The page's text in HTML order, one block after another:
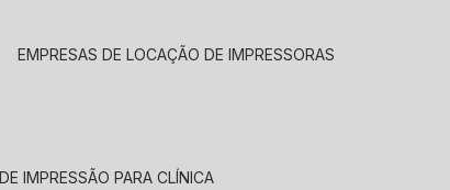
EMPRESAS DE LOCAÇÃO DE IMPRESSORAS
IMPRESSÃO PARA CLÍNICA